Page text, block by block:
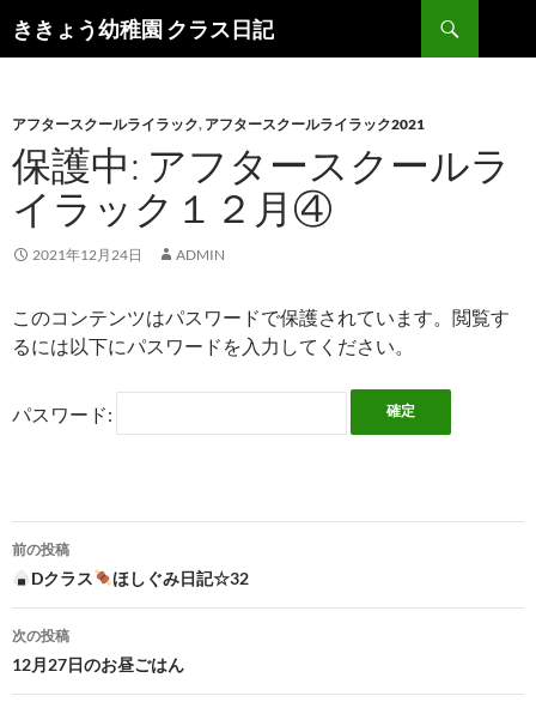
ききょう幼稚園 クラス日記
索
ン
ツ
へ
ス
ッ
アフタースクールライラック, アフタースクールライラック2021
保護中: アフタースクールラ
イラック１２月④
2021年12月24日 ADMIN
このコンテンツはパスワードで保護されています。閲覧す
るには以下にパスワードを入力してください。
パスワード:
投
稿
ナ
前の投稿
Dクラス ほしぐみ日記☆32
次の投稿
12月27日のお昼ごはん